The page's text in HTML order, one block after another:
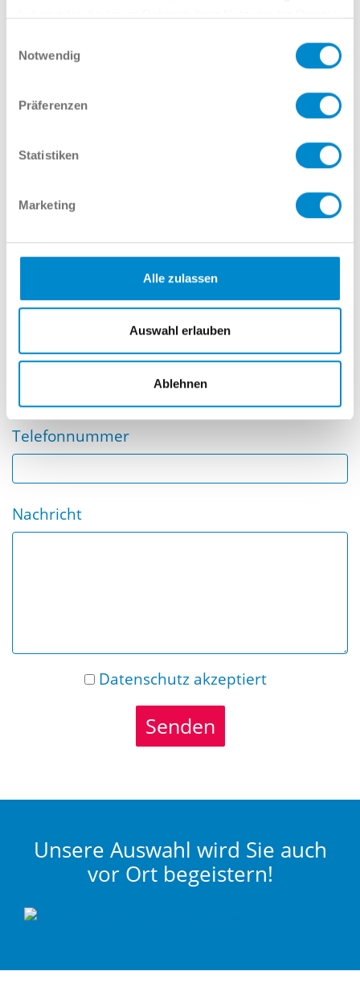
Notwendig
Präferenzen
Statistiken
Marketing
Alle zulassen
Auswahl erlauben
Ablehnen
Interessieren Sie sich für dieses
Angebot? Wir möchten Sie gern
E-Mail
Telefonnummer
Nachricht
Datenschutzakzeptiert
Senden
Unsere Auswahl wird Sie auch
vor Ort begeistern!